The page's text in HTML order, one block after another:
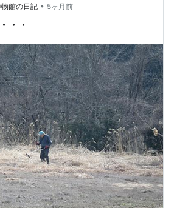
円。 この日は、あいにくの強風
トが運休。そのせいなのか館内のバ
館の日記 • 5ヶ月前
・・